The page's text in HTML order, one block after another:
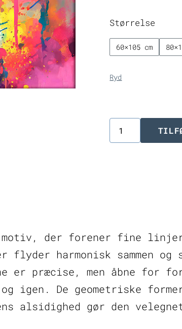
Størrelse
60×105 cm
Ryd
Abstrakt
der forener fine
flyder harmonisk sammen og
er præcise, men åbne for
og igen. De geometriske
alsidighed gør den